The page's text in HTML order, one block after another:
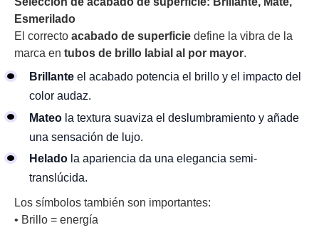
Esmerilado
El correcto acabado de superficie define la vibra de la
marca en tubos de brillo labial al por mayor.
Brillante el acabado potencia el brillo y el impacto del
color audaz.
Mateo la textura suaviza el deslumbramiento y añade
una sensación de lujo.
Helado la apariencia da una elegancia semi-
translúcida.
Los símbolos también son importantes:
• Brillo = energía